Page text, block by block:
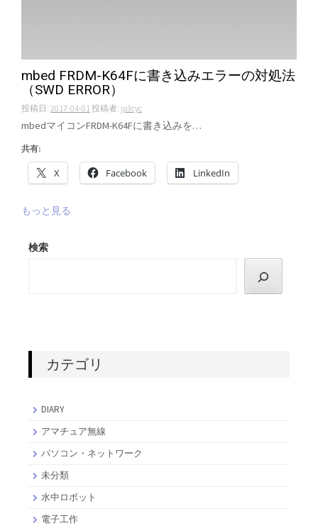
mbed FRDM-K64Fに書き込みエラーの対処法
（SWD ERROR）
投稿日: 2017-04-01 投稿者: jp3cyc
mbedマイコンFRDM-K64Fに書き込みを…
共有:
X Facebook LinkedIn
もっと見る
検索
カテゴリ
DIARY
アマチュア無線
パソコン・ネットワーク
未分類
水中ロボット
電子工作